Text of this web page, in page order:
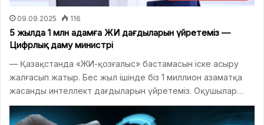
09.09.2025 116
5 жылда 1 млн адамға ЖИ дағдыларын үйретеміз —
Цифрлық даму министрі
— Қазақстанда «ЖИ-қозғалыс» бастамасын іске асыру
жалғасып жатыр. Бес жыл ішінде біз 1 миллион азаматқа
жасанды интеллект дағдыларын үйретеміз. Оқушылар…